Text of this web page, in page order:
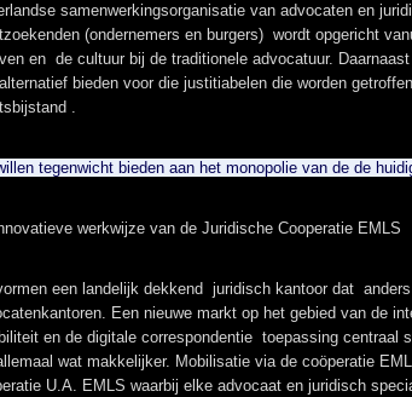
samenwerkingsorganisatie van advocaten en
(ondernemers en burgers) wordt opgericht
en de cultuur bij de traditionele advocatuur.
bieden voor die justitiabelen die worden
.
tegenwicht bieden aan het monopolie van de de
werkwijze van de Juridische Cooperatie EMLS
een landelijk dekkend juridisch kantoor dat
Een nieuwe markt op het gebied van de
en de digitale correspondentie toepassing centraal
wat makkelijker. Mobilisatie via de coöperatie
U.A. EMLS waarbij elke advocaat en juridisch